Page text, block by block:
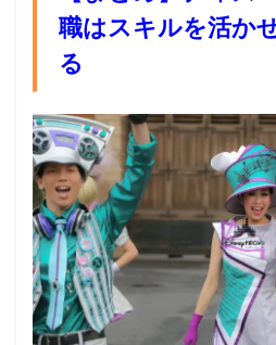
職はスキルを活か
る